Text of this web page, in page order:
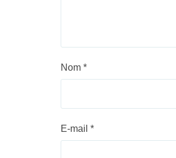
Nom *
E-mail *